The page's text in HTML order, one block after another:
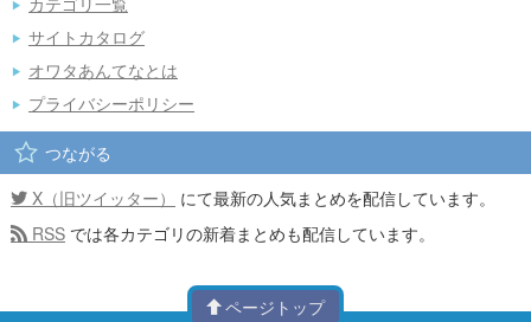
サイトカタログ
オワタあんてなとは
プライバシーポリシー
つながる
X（旧ツイッター）
にて最新の人気まとめを配信しています。
RSS では各カテゴリの新着まとめも配信しています。
ページトップ